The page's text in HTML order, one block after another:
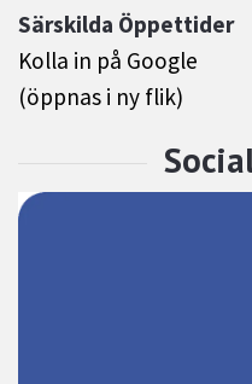
Särskilda Öppettider
Kolla in på Google
(öppnas i ny flik)